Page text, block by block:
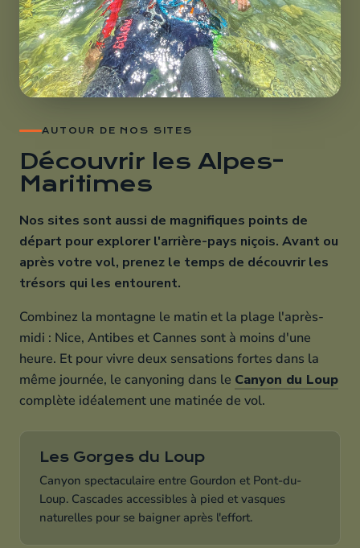
AUTOUR DE NOS SITES
Découvrir les Alpes-
Maritimes
Nos sites sont aussi de magnifiques points de
départ pour explorer l'arrière-pays niçois. Avant ou
après votre vol, prenez le temps de découvrir les
trésors qui les entourent.
Combinez la montagne le matin et la plage l'après-
midi : Nice, Antibes et Cannes sont à moins d'une
heure. Et pour vivre deux sensations fortes dans la
même journée, le canyoning dans le Canyon du Loup
complète idéalement une matinée de vol.
Les Gorges du Loup
Canyon spectaculaire entre Gourdon et Pont-du-
Loup. Cascades accessibles à pied et vasques
naturelles pour se baigner après l'effort.